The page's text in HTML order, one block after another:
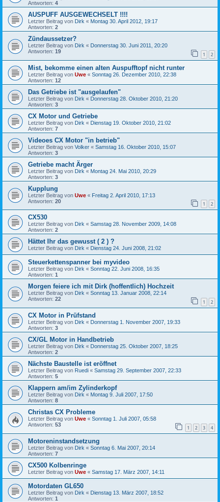
Antworten: 4
AUSPUFF AUSGEWECHSELT !!!!
Letzter Beitrag von Dirk « Montag 30. April 2012, 19:17
Antworten: 2
Zündaussetzer?
Letzter Beitrag von Dirk « Donnerstag 30. Juni 2011, 20:20
Antworten: 19 1 2
Mist, bekomme einen alten Auspufftopf nicht runter
Letzter Beitrag von Uwe « Sonntag 26. Dezember 2010, 22:38
Antworten: 12
Das Getriebe ist "ausgelaufen"
Letzter Beitrag von Dirk « Donnerstag 28. Oktober 2010, 21:20
Antworten: 3
CX Motor und Getriebe
Letzter Beitrag von Dirk « Dienstag 19. Oktober 2010, 21:02
Antworten: 7
Videoes CX Motor "in betrieb"
Letzter Beitrag von Volker « Samstag 16. Oktober 2010, 15:07
Antworten: 3
Getriebe macht Ärger
Letzter Beitrag von Dirk « Montag 24. Mai 2010, 20:29
Antworten: 3
Kupplung
Letzter Beitrag von Uwe « Freitag 2. April 2010, 17:13
Antworten: 20 1 2
CX530
Letzter Beitrag von Dirk « Samstag 28. November 2009, 14:08
Antworten: 2
Hättet Ihr das gewusst ( 2 ) ?
Letzter Beitrag von Dirk « Dienstag 24. Juni 2008, 21:02
Steuerkettenspanner bei myvideo
Letzter Beitrag von Dirk « Sonntag 22. Juni 2008, 16:35
Antworten: 1
Morgen feiere ich mit Dirk (hoffentlich) Hochzeit
Letzter Beitrag von Dirk « Sonntag 13. Januar 2008, 22:14
Antworten: 22 1 2
CX Motor in Prüfstand
Letzter Beitrag von Dirk « Donnerstag 1. November 2007, 19:33
Antworten: 3
CX/GL Motor in Handbetrieb
Letzter Beitrag von Dirk « Donnerstag 25. Oktober 2007, 18:25
Antworten: 2
Nächste Baustelle ist eröffnet
Letzter Beitrag von Ruedi « Samstag 29. September 2007, 22:33
Antworten: 5
Klappern am/im Zylinderkopf
Letzter Beitrag von Dirk « Montag 9. Juli 2007, 17:50
Antworten: 8
Christas CX Probleme
Letzter Beitrag von Uwe « Sonntag 1. Juli 2007, 05:58
Antworten: 53 1 2 3 4
Motoreninstandsetzung
Letzter Beitrag von Dirk « Sonntag 6. Mai 2007, 20:14
Antworten: 7
CX500 Kolbenringe
Letzter Beitrag von Uwe « Samstag 17. März 2007, 14:11
Motordaten GL650
Letzter Beitrag von Dirk « Dienstag 13. März 2007, 18:52
Antworten: 1